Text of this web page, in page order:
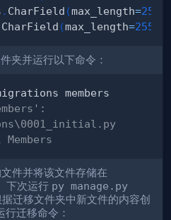
. CharField (max_length=255
CharField (max_length=255
夹并运行以下命令：
件并将该文件存储在
下次运行 py manage.py
迁移文件夹中新文件的内容创
迁移命令：